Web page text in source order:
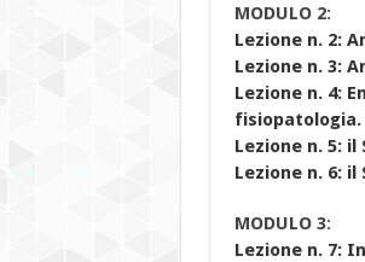
MODULO 2:
Lezione n. 2:
Lezione n. 3:
Lezione n. 4:
fisiopatologia.
Lezione n. 5: il
Lezione n. 6: il
MODULO 3:
Lezione n. 7: